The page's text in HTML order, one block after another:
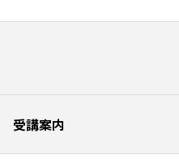
受講案内